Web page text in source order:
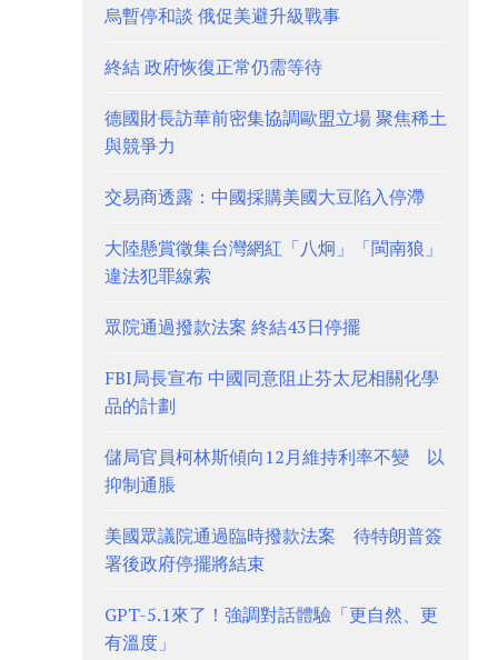
烏暫停和談 俄促美避升級戰事
終結 政府恢復正常仍需等待
德國財長訪華前密集協調歐盟立場 聚焦稀土
與競爭力
交易商透露：中國採購美國大豆陷入停滯
大陸懸賞徵集台灣網紅「八炯」「閩南狼」
違法犯罪線索
眾院通過撥款法案 終結43日停擺
FBI局長宣布 中國同意阻止芬太尼相關化學
品的計劃
儲局官員柯林斯傾向12月維持利率不變 以
抑制通脹
美國眾議院通過臨時撥款法案 待特朗普簽
署後政府停擺將結束
GPT-5.1來了！強調對話體驗「更自然、更
有溫度」